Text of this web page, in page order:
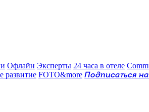
Офлайн Эксперты 24 часа в отеле
развитие FOTO&more Подписаться